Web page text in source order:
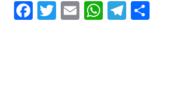
FacebookTwitterEmail WhatsAppTelegram